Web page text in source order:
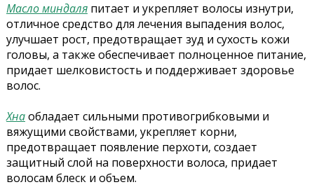
Масло миндаляпитает и укрепляет волосы изнутри,
отличное средство для лечения выпадения волос,
улучшает рост, предотвращает зуд и сухость кожи
головы, а также обеспечивает полноценное питание,
придает шелковистость и поддерживает здоровье
волос.
Хнаобладает сильными противогрибковыми и
вяжущими свойствами, укрепляет корни,
предотвращает появление перхоти, создает
защитный слой на поверхности волоса, придает
волосам блеск и объем.